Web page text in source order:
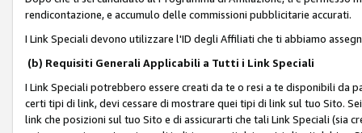
rendicontazione, e accumulo delle commissioni pubblicitarie accurati.
I Link Speciali devono utilizzare l'ID degli Affiliati che ti abbiamo
(b) Requisiti Generali Applicabili a Tutti i Link Speciali
I Link Speciali potrebbero essere creati da te o resi a te disponibili
certi tipi di link, devi cessare di mostrare quei tipi di link sul tuo Sito.
link che posizioni sul tuo Sito e di assicurarti che tali Link Speciali